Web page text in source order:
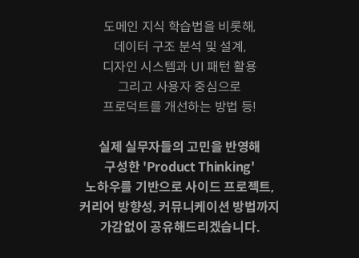
도메인 지식 학습법을 비롯해,
데이터 구조 분석 및 설계,
디자인 시스템과 UI 패턴 활용
그리고 사용자 중심으로
프로덕트를 개선하는 방법 등!
실제 실무자들의 고민을 반영해
구성한 'Product Thinking'
노하우를 기반으로 사이드 프로젝트,
커리어 방향성, 커뮤니케이션 방법까지
가감없이 공유해드리겠습니다.